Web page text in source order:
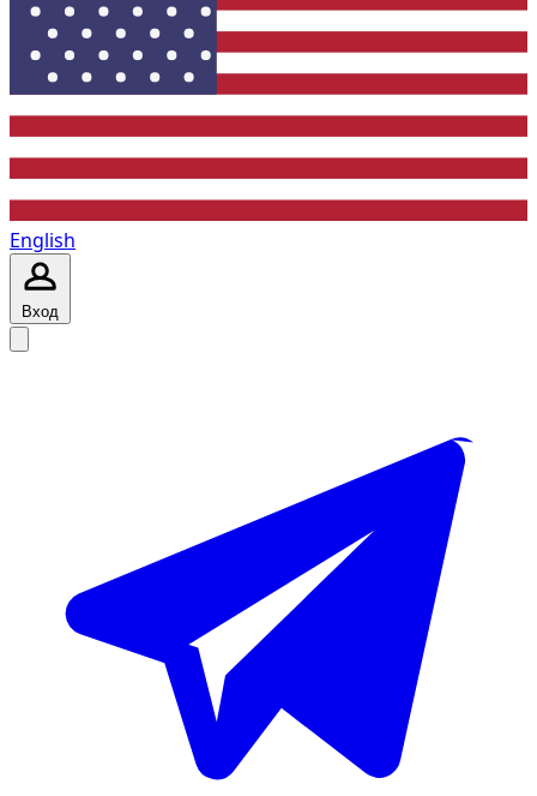
English
Вход